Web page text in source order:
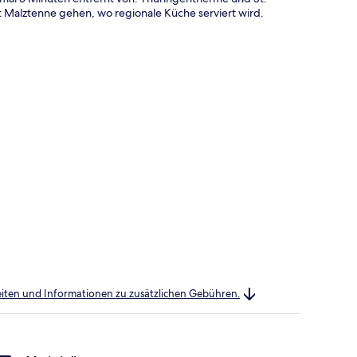
gehen, wo regionale Küche serviert wird.
und Informationen zu zusätzlichen Gebühren.